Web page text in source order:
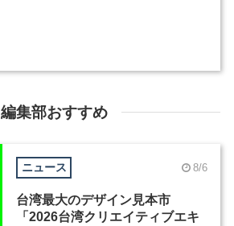
編集部おすすめ
ニュース 8/6
台湾最大のデザイン見本市
「2026台湾クリエイティブエキ